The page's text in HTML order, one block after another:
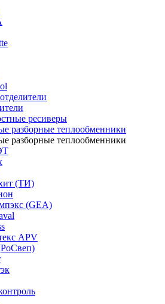
ресиверы
разборные теплообменники
разборные теплообменники
(ТИ)
(GEA)
APV